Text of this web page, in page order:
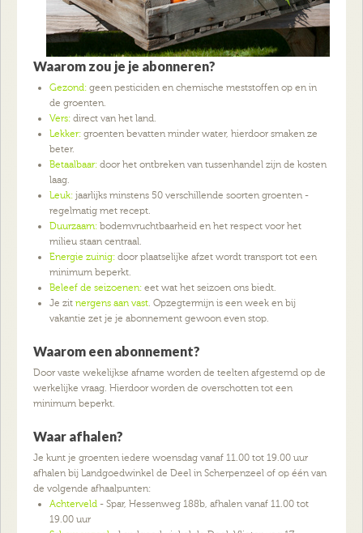
Waarom zou je je abonneren?
Gezond: geen pesticiden en chemische meststoffen op en in
de groenten.
Vers: direct van het land.
Lekker: groenten bevatten minder water, hierdoor smaken ze
beter.
Betaalbaar: door het ontbreken van tussenhandel zijn de kosten
laag.
Leuk: jaarlijks minstens 50 verschillende soorten groenten -
regelmatig met recept.
Duurzaam: bodemvruchtbaarheid en het respect voor het
milieu staan centraal.
Energie zuinig: door plaatselijke afzet wordt transport tot een
minimum beperkt.
Beleef de seizoenen: eet wat het seizoen ons biedt.
Je zit nergens aan vast. Opzegtermijn is een week en bij
vakantie zet je je abonnement gewoon even stop.
Waarom een abonnement?
Door vaste wekelijkse afname worden de teelten afgestemd op de
werkelijke vraag. Hierdoor worden de overschotten tot een
minimum beperkt.
Waar afhalen?
Je kunt je groenten iedere woensdag vanaf 11.00 tot 19.00 uur
afhalen bij Landgoedwinkel de Deel in Scherpenzeel of op één van
de volgende afhaalpunten:
Achterveld - Spar, Hessenweg 188b, afhalen vanaf 11.00 tot
19.00 uur